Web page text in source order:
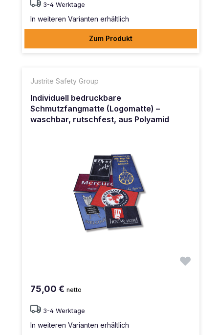
3-4 Werktage
In weiteren Varianten erhältlich
Zum Produkt
Justrite Safety Group
Individuell bedruckbare
Schmutzfangmatte (Logomatte) –
waschbar, rutschfest, aus Polyamid
75,00 € netto
3-4 Werktage
In weiteren Varianten erhältlich